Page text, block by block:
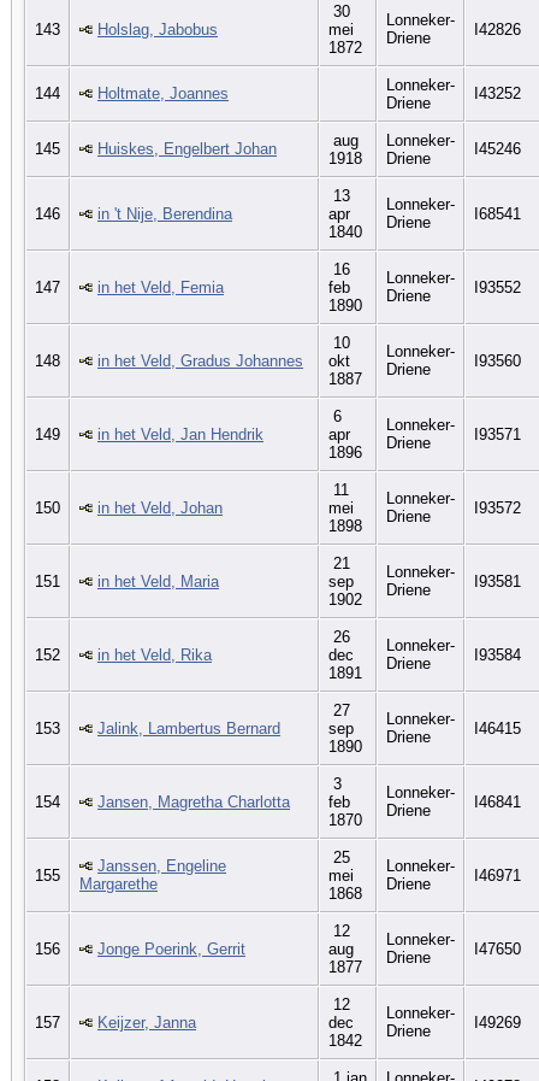
143 Holslag, Jabobus
30
mei
1872
Lonneker-
Driene
I42826
144 Holtmate, Joannes
Lonneker-
Driene
I43252
145 Huiskes, Engelbert Johan
aug
1918
Lonneker-
Driene
I45246
146 in 't Nije, Berendina
13
apr
1840
Lonneker-
Driene
I68541
147 in het Veld, Femia
16
feb
1890
Lonneker-
Driene
I93552
148 in het Veld, Gradus Johannes
10
okt
1887
Lonneker-
Driene
I93560
149 in het Veld, Jan Hendrik
6
apr
1896
Lonneker-
Driene
I93571
150 in het Veld, Johan
11
mei
1898
Lonneker-
Driene
I93572
151 in het Veld, Maria
21
sep
1902
Lonneker-
Driene
I93581
152 in het Veld, Rika
26
dec
1891
Lonneker-
Driene
I93584
153 Jalink, Lambertus Bernard
27
sep
1890
Lonneker-
Driene
I46415
154 Jansen, Magretha Charlotta
3
feb
1870
Lonneker-
Driene
I46841
155
Janssen, Engeline
Margarethe
25
mei
1868
Lonneker-
Driene
I46971
156 Jonge Poerink, Gerrit
12
aug
1877
Lonneker-
Driene
I47650
157 Keijzer, Janna
12
dec
1842
Lonneker-
Driene
I49269